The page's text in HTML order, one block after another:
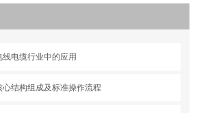
电缆行业中的应用
结构组成及标准操作流程